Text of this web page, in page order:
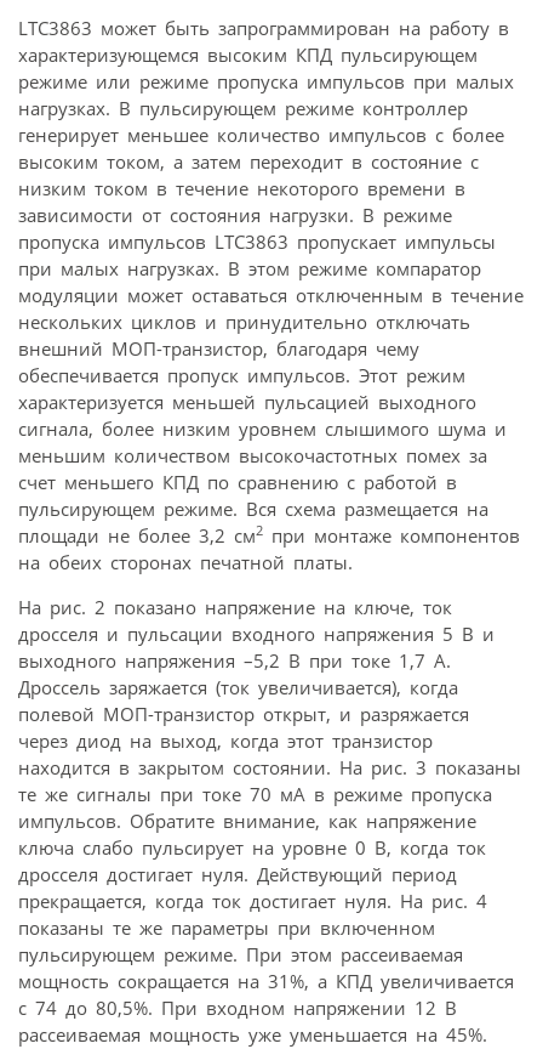
LTC3863 может быть запрограммирован на работу в
характеризующемся высоким КПД пульсирующем
режиме или режиме пропуска импульсов при малых
нагрузках. В пульсирующем режиме контроллер
генерирует меньшее количество импульсов с более
высоким током, а затем переходит в состояние с
низким током в течение некоторого времени в
зависимости от состояния нагрузки. В режиме
пропуска импульсов LTC3863 пропускает импульсы
при малых нагрузках. В этом режиме компаратор
модуляции может оставаться отключенным в течение
нескольких циклов и принудительно отключать
внешний МОП-транзистор, благодаря чему
обеспечивается пропуск импульсов. Этот режим
характеризуется меньшей пульсацией выходного
сигнала, более низким уровнем слышимого шума и
меньшим количеством высоко­частотных помех за
счет меньшего КПД по сравнению с работой в
пульсирующем режиме. Вся схема размещается на
площади не более 3,2 см2 при монтаже компонентов
на обеих сторонах печатной платы.
На рис. 2 показано напряжение на ключе, ток
дросселя и пульсации входного напряжения 5 В и
выходного напряжения –5,2 В при токе 1,7 А.
Дроссель заряжается (ток увеличивается), когда
полевой МОП-транзистор открыт, и разряжается
через диод на выход, когда этот транзистор
находится в закрытом состоянии. На рис. 3 показаны
те же сигналы при токе 70 мА в режиме пропуска
импульсов. Обратите внимание, как напряжение
ключа слабо пульсирует на уровне 0 В, когда ток
дросселя достигает нуля. Действующий период
прекращается, когда ток достигает нуля. На рис. 4
показаны те же параметры при включенном
пульсирующем режиме. При этом рассеиваемая
мощность сокращается на 31%, а КПД увеличивается
с 74 до 80,5%. При входном напряжении 12 В
рассеиваемая мощность уже уменьшается на 45%.